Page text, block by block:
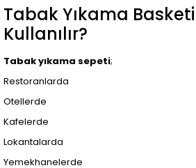
Tabak Yıkama
Kullanılır?
Tabak yıkama sepeti;
Restoranlarda
Otellerde
Kafelerde
Lokantalarda
Yemekhanelerde